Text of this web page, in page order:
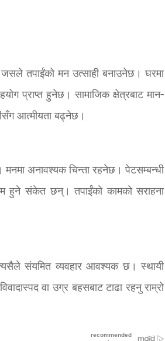
जसले तपाईंको मन उत्साही बनाउनेछ। घरमा
प्राप्त हुनेछ। सामाजिक क्षेत्रबाट मान-
आत्मीयता बढ्नेछ।
मनमा अनावश्यक चिन्ता रहनेछ। पेटसम्बन्धी
हुने संकेत छन्। तपाईंको कामको सराहना
संयमित व्यवहार आवश्यक छ। स्थायी
वा उग्र बहसबाट टाढा रहनु राम्रो